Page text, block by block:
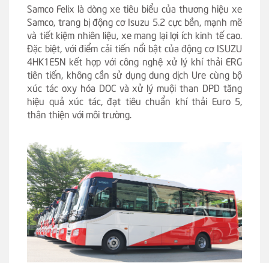
Samco Felix là dòng xe tiêu biểu của thương hiệu xe
Samco, trang bị động cơ Isuzu 5.2 cực bền, mạnh mẽ
và tiết kiệm nhiên liệu, xe mang lại lợi ích kinh tế cao.
Đặc biệt, với điểm cải tiến nổi bật của động cơ ISUZU
4HK1E5N kết hợp với công nghệ xử lý khí thải ERG
tiên tiến, không cần sử dụng dung dịch Ure cùng bộ
xúc tác oxy hóa DOC và xử lý muội than DPD tăng
hiệu quả xúc tác, đạt tiêu chuẩn khí thải Euro 5,
thân thiện với môi trường.